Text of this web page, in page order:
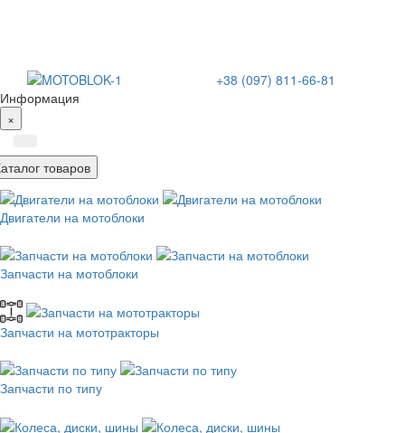
+38 (097) 811-66-81
Информация
×
товаров
Двигатели на мотоблоки
Запчасти на мотоблоки
Запчасти на мототракторы
Запчасти по типу